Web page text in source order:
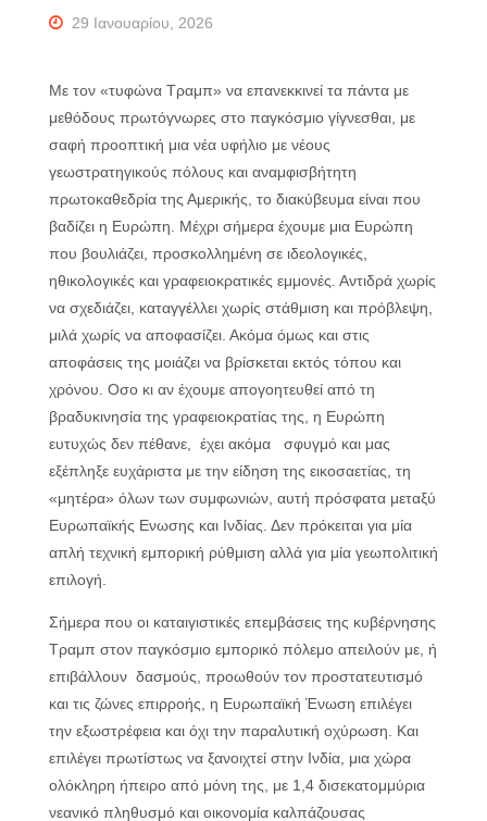
29 Ιανουαρίου, 2026
Με τον «τυφώνα Τραμπ» να επανεκκινεί τα πάντα με
μεθόδους πρωτόγνωρες στο παγκόσμιο γίγνεσθαι, με
σαφή προοπτική μια νέα υφήλιο με νέους
γεωστρατηγικούς πόλους και αναμφισβήτητη
πρωτοκαθεδρία της Αμερικής, το διακύβευμα είναι που
βαδίζει η Ευρώπη. Μέχρι σήμερα έχουμε μια Ευρώπη
που βουλιάζει, προσκολλημένη σε ιδεολογικές,
ηθικολογικές και γραφειοκρατικές εμμονές. Αντιδρά χωρίς
να σχεδιάζει, καταγγέλλει χωρίς στάθμιση και πρόβλεψη,
μιλά χωρίς να αποφασίζει. Ακόμα όμως και στις
αποφάσεις της μοιάζει να βρίσκεται εκτός τόπου και
χρόνου. Οσο κι αν έχουμε απογοητευθεί από τη
βραδυκινησία της γραφειοκρατίας της, η Ευρώπη
ευτυχώς δεν πέθανε, έχει ακόμα σφυγμό και μας
εξέπληξε ευχάριστα με την είδηση της εικοσαετίας, τη
«μητέρα» όλων των συμφωνιών, αυτή πρόσφατα μεταξύ
Ευρωπαϊκής Ενωσης και Ινδίας. Δεν πρόκειται για μία
απλή τεχνική εμπορική ρύθμιση αλλά για μία γεωπολιτική
επιλογή.
Σήμερα που οι καταιγιστικές επεμβάσεις της κυβέρνησης
Τραμπ στον παγκόσμιο εμπορικό πόλεμο απειλούν με, ή
επιβάλλουν δασμούς, προωθούν τον προστατευτισμό
και τις ζώνες επιρροής, η Ευρωπαϊκή Ένωση επιλέγει
την εξωστρέφεια και όχι την παραλυτική οχύρωση. Και
επιλέγει πρωτίστως να ξανοιχτεί στην Ινδία, μια χώρα
ολόκληρη ήπειρο από μόνη της, με 1,4 δισεκατομμύρια
νεανικό πληθυσμό και οικονομία καλπάζουσας